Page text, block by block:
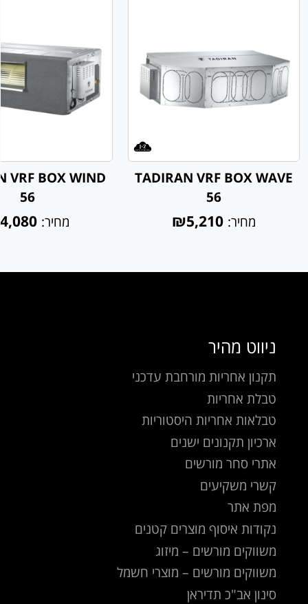
TADIRAN VRF BOX WAVE
56
מחיר: ₪5,210
VRF BOX WIND
56
מחיר:
ניווט מהיר
תקנון אחריות מורחבת עדכני
טבלת אחריות
טבלאות אחריות היסטוריות
ארכיון תקנונים ישנים
אתרי סחר מורשים
קשרי משקיעים
מפת אתר
נקודות איסוף מוצרים קטנים
משווקים מורשים – מיזוג
משווקים מורשים – מוצרי חשמל
סינון אב"כ תדיראן